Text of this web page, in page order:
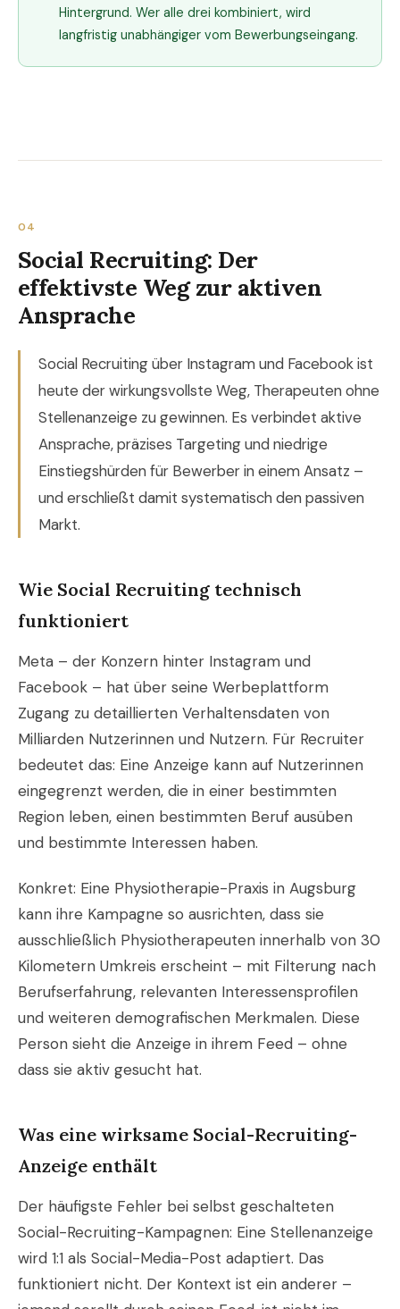
Hintergrund. Wer alle drei kombiniert, wird
langfristig unabhängiger vom Bewerbungseingang.
04
Social Recruiting: Der
effektivste Weg zur aktiven
Ansprache
Social Recruiting über Instagram und Facebook ist
heute der wirkungsvollste Weg, Therapeuten ohne
Stellenanzeige zu gewinnen. Es verbindet aktive
Ansprache, präzises Targeting und niedrige
Einstiegshürden für Bewerber in einem Ansatz –
und erschließt damit systematisch den passiven
Markt.
Wie Social Recruiting technisch
funktioniert
Meta – der Konzern hinter Instagram und
Facebook – hat über seine Werbeplattform
Zugang zu detaillierten Verhaltensdaten von
Milliarden Nutzerinnen und Nutzern. Für Recruiter
bedeutet das: Eine Anzeige kann auf Nutzerinnen
eingegrenzt werden, die in einer bestimmten
Region leben, einen bestimmten Beruf ausüben
und bestimmte Interessen haben.
Konkret: Eine Physiotherapie-Praxis in Augsburg
kann ihre Kampagne so ausrichten, dass sie
ausschließlich Physiotherapeuten innerhalb von 30
Kilometern Umkreis erscheint – mit Filterung nach
Berufserfahrung, relevanten Interessensprofilen
und weiteren demografischen Merkmalen. Diese
Person sieht die Anzeige in ihrem Feed – ohne
dass sie aktiv gesucht hat.
Was eine wirksame Social-Recruiting-
Anzeige enthält
Der häufigste Fehler bei selbst geschalteten
Social-Recruiting-Kampagnen: Eine Stellenanzeige
wird 1:1 als Social-Media-Post adaptiert. Das
funktioniert nicht. Der Kontext ist ein anderer –